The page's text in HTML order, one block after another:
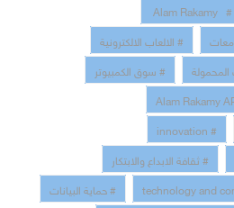
# Alam Rakamy
# الالعاب الالكترونية
المحمولة
# سوق الكمبيوتر
# innovation
# ثقافة الابداع والابتكار
# حماية البيانات